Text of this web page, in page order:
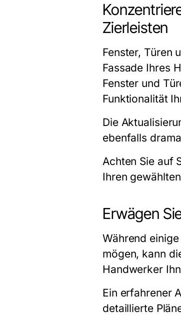
Zierleisten
Fenster, Türen
Fassade Ihres
Fenster und
Funktionalität
Die
ebenfalls
Achten Sie auf
Ihren
Erwägen
Während
mögen, kann
Handwerker
Ein erfahrener
detaillierte